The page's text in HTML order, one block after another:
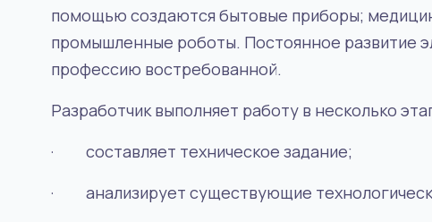
помощью создаются бытовые приборы;
промышленные роботы. Постоянное развитие
профессию востребованной.
Разработчик выполняет работу в несколько
·
составляет техническое задание;
·
анализирует существующие